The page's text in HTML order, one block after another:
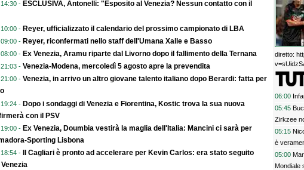
- ESCLUSIVA, Antonelli: "Esposito al Venezia? Nessun contatto con il
- Reyer, ufficializzato il calendario del prossimo campionato di LBA
- Reyer, riconfermati nello staff dell'Umana Xalle e Basso
- Ex Venezia, Aramu riparte dal Livorno dopo il fallimento della Ternana
- Venezia-Modena, mercoledì 5 agosto apre la prevendita
- Venezia, in arrivo un altro giovane talento italiano dopo Berardi: fatta per
- Dopo i sondaggi di Venezia e Fiorentina, Kostic trova la sua nuova
con il PSV
- Ex Venezia, Doumbia vestirà la maglia dell'Italia: Mancini ci sarà per
Sporting Lisbona
-
Il Cagliari è pronto ad accelerare per Kevin Carlos: era stato seguito
diretto:
06:00
05:45
Zirkzee
05:15
è
05:00
Mondiale